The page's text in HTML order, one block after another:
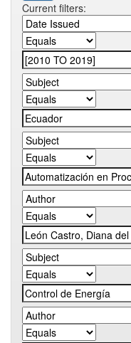
Current filters: